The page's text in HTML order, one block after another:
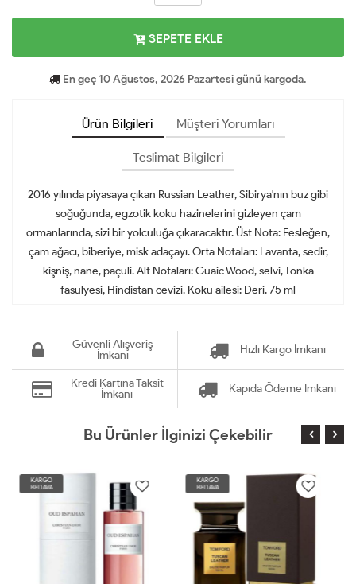
SEPETE EKLE
En geç 10 Ağustos, 2026 Pazartesi günü kargoda.
Ürün Bilgileri Müşteri Yorumları
Teslimat Bilgileri
2016 yılında piyasaya çıkan Russian Leather, Sibirya'nın buz gibi
soğuğunda, egzotik koku hazinelerini gizleyen çam
ormanlarında, sizi bir yolculuğa çıkaracaktır. Üst Nota: Fesleğen,
çam ağacı, biberiye, misk adaçayı. Orta Notaları: Lavanta, sedir,
kişniş, nane, paçuli. Alt Notaları: Guaic Wood, selvi, Tonka
fasulyesi, Hindistan cevizi. Koku ailesi: Deri. 75 ml
Güvenli Alışveriş
İmkanı
Hızlı Kargo İmkanı
Kredi Kartına Taksit
İmkanı
Kapıda Ödeme İmkanı
Bu Ürünler İlginizi Çekebilir
KARGO
BEDAVA
KARGO
BEDAVA